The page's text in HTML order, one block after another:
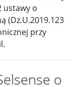
ustawy o
(Dz.U.2019.123
przy
o